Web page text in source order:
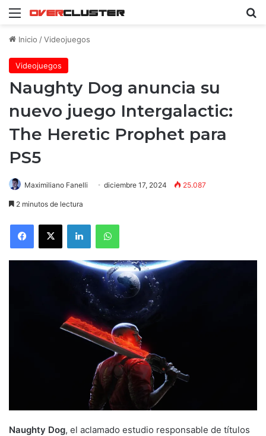
Menú
Inicio /Videojuegos
Videojuegos
Naughty Dog anuncia su
nuevo juego Intergalactic:
The Heretic Prophet para
PS5
Maximiliano Fanelli diciembre 17, 2024 25.087
2 minutos de lectura
Facebook
X LinkedInWhatsApp
Naughty Dog, el aclamado estudio responsable de títulos